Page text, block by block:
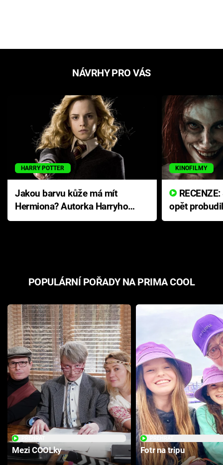
NÁVRHY PRO VÁS
HARRY POTTER
Jakou barvu kůže má mít
Hermiona? Autorka Harryho
Pottera přišla s ráznou
KINOFILMY
opět
přichází s
POPULÁRNÍ POŘADY NA PRIMA COOL
Mezi COOLky Fotr na tripu